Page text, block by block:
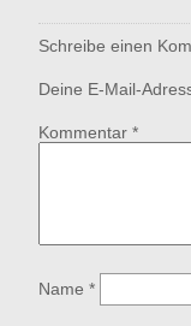
Schreibe einen
Deine E-Mail-
Kommentar *
Name *